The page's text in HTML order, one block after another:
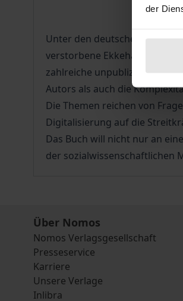
der
Unter den deutschen
verstorbene Ekkehard
zahlreiche unpublizierte
Autors als auch die
Die Themen reichen von
Digitalisierung auf die
Das Buch will nicht nur an
der sozialwissenschaftlichen
Über Nomos
Nomos Verlagsgesellschaft
Presseservice
Karriere
Unsere Verlage
Inlibra